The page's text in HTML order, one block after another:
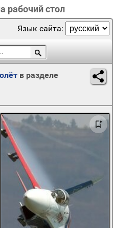
рабочий стол
Язык сайта:
в разделе